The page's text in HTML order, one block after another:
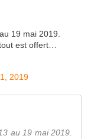
19 mai 2019.
est offert…
2019
au 19 mai 2019.